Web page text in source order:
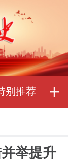
别推荐
举提升